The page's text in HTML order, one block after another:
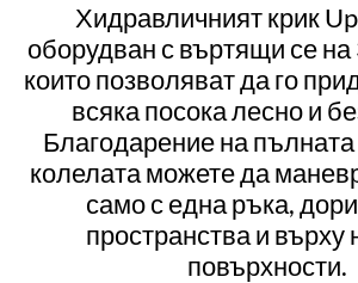
Хидравличният крик
оборудван с въртящи се на
които позволяват да го
всяка посока лесно и
Благодарение на
колелата можете да
само с една ръка,
пространства и върху
повърхности.